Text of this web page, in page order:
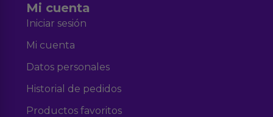
Mi cuenta
Iniciar sesión
Mi cuenta
Datos personales
Historial de pedidos
Productos favoritos